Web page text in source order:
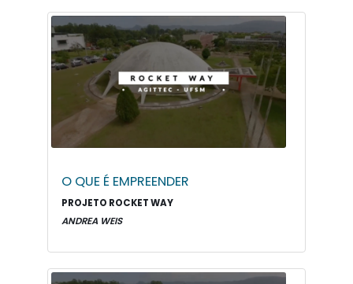
O QUE É EMPREENDER
PROJETO ROCKET WAY
ANDREA WEIS